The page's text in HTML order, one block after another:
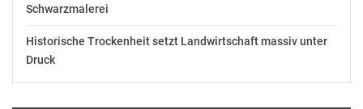
Schwarzmalerei
Historische Trockenheit setzt Landwirtschaft massiv unter
Druck